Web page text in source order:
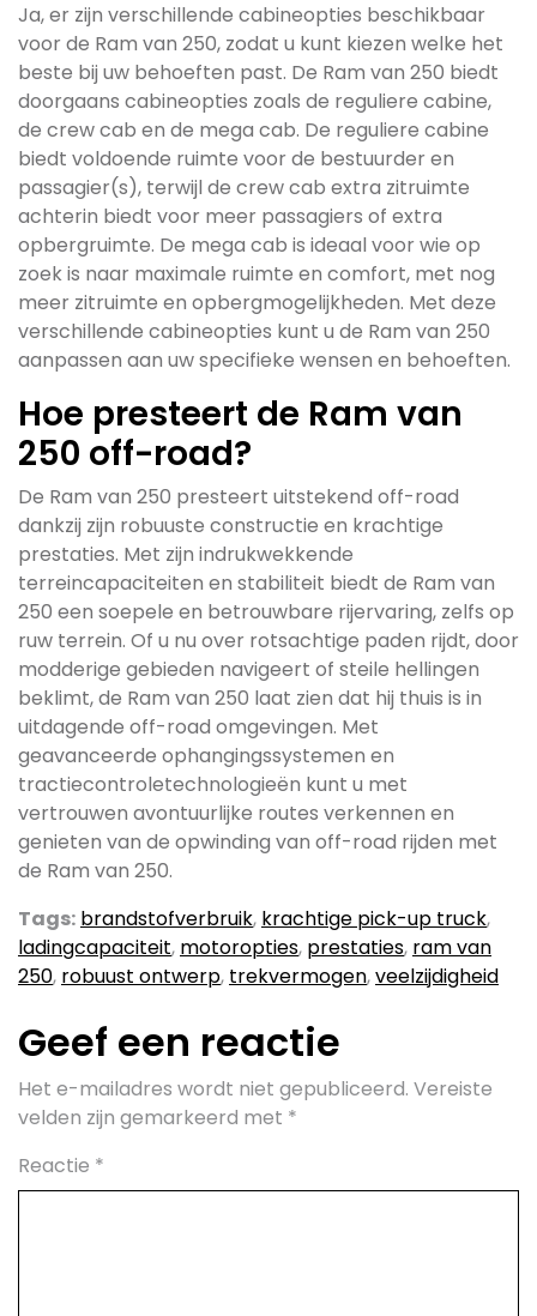
Ja, er zijn verschillende cabineopties beschikbaar
voor de Ram van 250, zodat u kunt kiezen welke het
beste bij uw behoeften past. De Ram van 250 biedt
doorgaans cabineopties zoals de reguliere cabine,
de crew cab en de mega cab. De reguliere cabine
biedt voldoende ruimte voor de bestuurder en
passagier(s), terwijl de crew cab extra zitruimte
achterin biedt voor meer passagiers of extra
opbergruimte. De mega cab is ideaal voor wie op
zoek is naar maximale ruimte en comfort, met nog
meer zitruimte en opbergmogelijkheden. Met deze
verschillende cabineopties kunt u de Ram van 250
aanpassen aan uw specifieke wensen en behoeften.
Hoe presteert de Ram van
250 off-road?
De Ram van 250 presteert uitstekend off-road
dankzij zijn robuuste constructie en krachtige
prestaties. Met zijn indrukwekkende
terreincapaciteiten en stabiliteit biedt de Ram van
250 een soepele en betrouwbare rijervaring, zelfs op
ruw terrein. Of u nu over rotsachtige paden rijdt, door
modderige gebieden navigeert of steile hellingen
beklimt, de Ram van 250 laat zien dat hij thuis is in
uitdagende off-road omgevingen. Met
geavanceerde ophangingssystemen en
tractiecontroletechnologieën kunt u met
vertrouwen avontuurlijke routes verkennen en
genieten van de opwinding van off-road rijden met
de Ram van 250.
Tags: brandstofverbruik, krachtige pick-up truck,
ladingcapaciteit, motoropties, prestaties, ram van
250, robuust ontwerp, trekvermogen,veelzijdigheid
Geef een reactie
Het e-mailadres wordt niet gepubliceerd. Vereiste
velden zijn gemarkeerd met *
Reactie *